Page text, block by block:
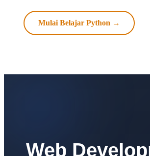
Mulai Belajar Python →
Web